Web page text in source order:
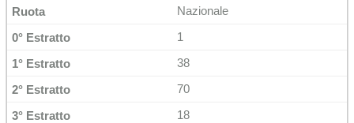
Nazionale
1
38
70
18